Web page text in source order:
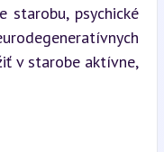
starobu, psychické
v starobe aktívne,